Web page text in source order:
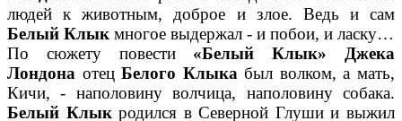
людей к животным, доброе и злое. Ведь и сам
Белый Клык многое выдержал - и побои, и ласку…
По сюжету повести «Белый Клык» Джека
Лондона отецБелого Клыка был волком, а мать,
Кичи, - наполовину волчица, наполовину собака.
Белый Клыкродился в Северной Глуши и выжил